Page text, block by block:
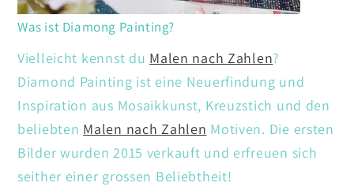
Was ist Diamong Painting?
Vielleicht kennst du Malen nach Zahlen?
Diamond Painting ist eine Neuerfindung und
Inspiration aus Mosaikkunst, Kreuzstich und den
beliebten Malen nach Zahlen Motiven. Die ersten
Bilder wurden 2015 verkauft und erfreuen sich
seither einer grossen Beliebtheit!